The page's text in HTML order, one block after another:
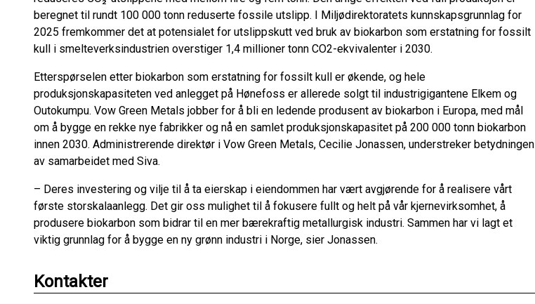
beregnet til rundt 100 000 tonn reduserte fossile utslipp. I Miljødirektoratets kunnskapsgrunnlag for
2025 fremkommer det at potensialet for utslippskutt ved bruk av biokarbon som erstatning for fossilt
kull i smelteverksindustrien overstiger 1,4 millioner tonn CO2-ekvivalenter i 2030.
Etterspørselen etter biokarbon som erstatning for fossilt kull er økende, og hele
produksjonskapasiteten ved anlegget på Hønefoss er allerede solgt til industrigigantene Elkem og
Outokumpu. Vow Green Metals jobber for å bli en ledende produsent av biokarbon i Europa, med mål
om å bygge en rekke nye fabrikker og nå en samlet produksjonskapasitet på 200 000 tonn biokarbon
innen 2030. Administrerende direktør i Vow Green Metals, Cecilie Jonassen, understreker betydningen
av samarbeidet med Siva.
– Deres investering og vilje til å ta eierskap i eiendommen har vært avgjørende for å realisere vårt
første storskalaanlegg. Det gir oss mulighet til å fokusere fullt og helt på vår kjernevirksomhet, å
produsere biokarbon som bidrar til en mer bærekraftig metallurgisk industri. Sammen har vi lagt et
viktig grunnlag for å bygge en ny grønn industri i Norge, sier Jonassen.
Kontakter